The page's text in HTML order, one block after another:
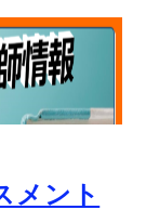
メント